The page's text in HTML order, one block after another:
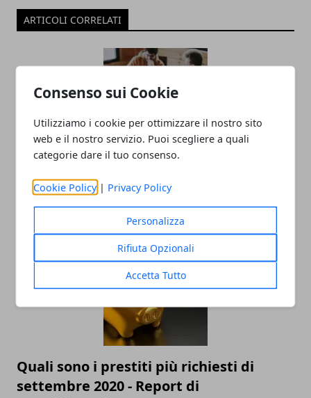
Consenso sui Cookie
Utilizziamo i cookie per ottimizzare il nostro sito
web e il nostro servizio. Puoi scegliere a quali
categorie dare il tuo consenso.
Cookie Policy | Privacy Policy
Personalizza
Rifiuta Opzionali
Accetta Tutto
ARTICOLI CORRELATI
se sei un freelance
Quali sono i prestiti più richiesti di
settembre 2020 - Report di